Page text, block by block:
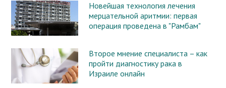
Новейшая технология лечения
мерцательной аритмии: первая
операция проведена в "Рамбам"
Второе мнение специалиста – как
пройти диагностику рака в
Израиле онлайн